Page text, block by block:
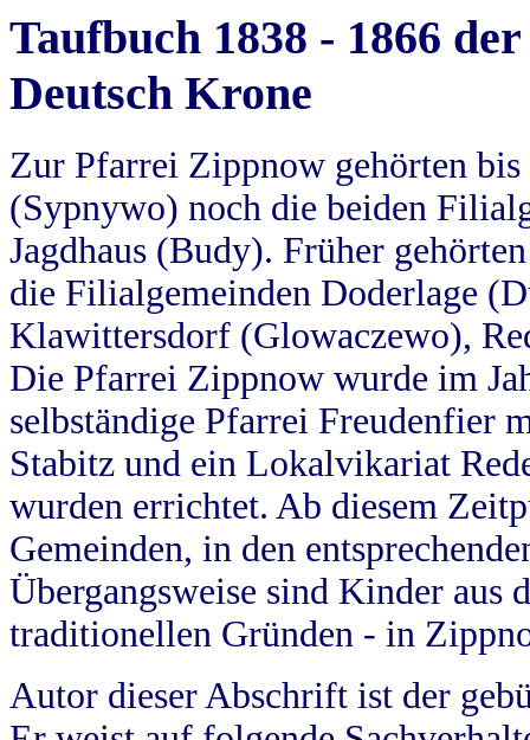
Taufbuch 1838 - 1866
Deutsch Krone
Zur Pfarrei Zippnow gehörten
(Sypnywo) noch die beiden
Jagdhaus (Budy). Früher
die Filialgemeinden Doderlage
Klawittersdorf (Glowaczewo),
Die Pfarrei Zippnow wurde im
selbständige Pfarrei Freudenfier
Stabitz und ein Lokalvikariat
wurden errichtet. Ab diesem
Gemeinden, in den
Übergangsweise sind Kinder aus
traditionellen Gründen - in
Autor dieser Abschrift ist der